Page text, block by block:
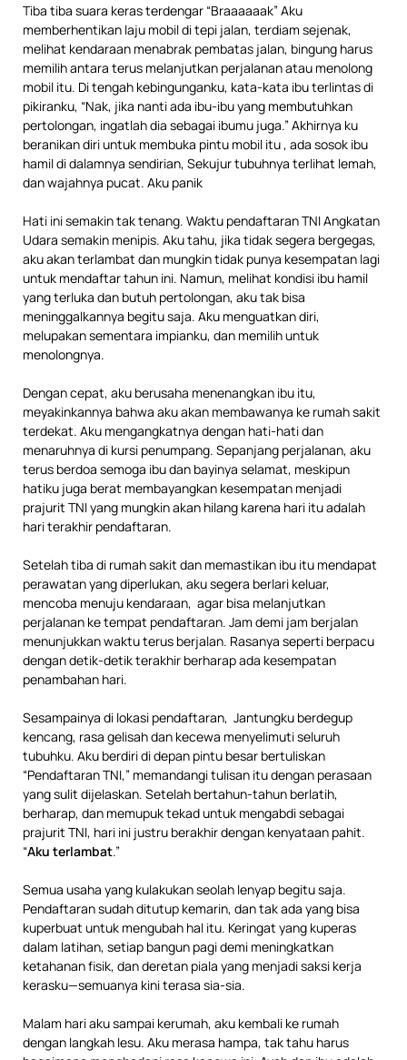
Tiba tiba suara keras terdengar “Braaaaaak” Aku
memberhentikan laju mobil di tepi jalan, terdiam sejenak,
melihat kendaraan menabrak pembatas jalan, bingung harus
memilih antara terus melanjutkan perjalanan atau menolong
mobil itu. Di tengah kebingunganku, kata-kata ibu terlintas di
pikiranku, “Nak, jika nanti ada ibu-ibu yang membutuhkan
pertolongan, ingatlah dia sebagai ibumu juga.” Akhirnya ku
beranikan diri untuk membuka pintu mobil itu , ada sosok ibu
hamil di dalamnya sendirian, Sekujur tubuhnya terlihat lemah,
dan wajahnya pucat. Aku panik
Hati ini semakin tak tenang. Waktu pendaftaran TNI Angkatan
Udara semakin menipis. Aku tahu, jika tidak segera bergegas,
aku akan terlambat dan mungkin tidak punya kesempatan lagi
untuk mendaftar tahun ini. Namun, melihat kondisi ibu hamil
yang terluka dan butuh pertolongan, aku tak bisa
meninggalkannya begitu saja. Aku menguatkan diri,
melupakan sementara impianku, dan memilih untuk
menolongnya.
Dengan cepat, aku berusaha menenangkan ibu itu,
meyakinkannya bahwa aku akan membawanya ke rumah sakit
terdekat. Aku mengangkatnya dengan hati-hati dan
menaruhnya di kursi penumpang. Sepanjang perjalanan, aku
terus berdoa semoga ibu dan bayinya selamat, meskipun
hatiku juga berat membayangkan kesempatan menjadi
prajurit TNI yang mungkin akan hilang karena hari itu adalah
hari terakhir pendaftaran.
Setelah tiba di rumah sakit dan memastikan ibu itu mendapat
perawatan yang diperlukan, aku segera berlari keluar,
mencoba menuju kendaraan, agar bisa melanjutkan
perjalanan ke tempat pendaftaran. Jam demi jam berjalan
menunjukkan waktu terus berjalan. Rasanya seperti berpacu
dengan detik-detik terakhir berharap ada kesempatan
penambahan hari.
Sesampainya di lokasi pendaftaran, Jantungku berdegup
kencang, rasa gelisah dan kecewa menyelimuti seluruh
tubuhku. Aku berdiri di depan pintu besar bertuliskan
“Pendaftaran TNI,” memandangi tulisan itu dengan perasaan
yang sulit dijelaskan. Setelah bertahun-tahun berlatih,
berharap, dan memupuk tekad untuk mengabdi sebagai
prajurit TNI, hari ini justru berakhir dengan kenyataan pahit.
“Aku terlambat.”
Semua usaha yang kulakukan seolah lenyap begitu saja.
Pendaftaran sudah ditutup kemarin, dan tak ada yang bisa
kuperbuat untuk mengubah hal itu. Keringat yang kuperas
dalam latihan, setiap bangun pagi demi meningkatkan
ketahanan fisik, dan deretan piala yang menjadi saksi kerja
kerasku—semuanya kini terasa sia-sia.
Malam hari aku sampai kerumah, aku kembali ke rumah
dengan langkah lesu. Aku merasa hampa, tak tahu harus